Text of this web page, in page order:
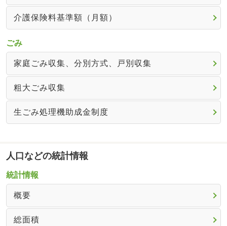
介護保険料基準額（月額）
ごみ
家庭ごみ収集、分別方式、戸別収集
粗大ごみ収集
生ごみ処理機助成金制度
人口などの統計情報
統計情報
概要
総面積